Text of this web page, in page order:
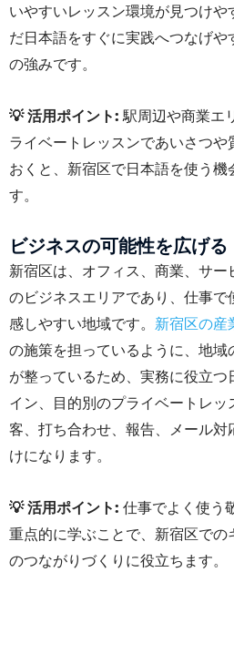
いやすいレッスン環境が見つけ
だ日本語をすぐに実践へつなげ
の強みです。
💡 活用ポイント:駅周辺や商業エ
ライベートレッスンであいさつ
おくと、新宿区で日本語を使う機
す。
ビジネスの可能性を広げる
新宿区は、オフィス、商業、サ
のビジネスエリアであり、仕事
感しやすい地域です。 新宿区の産
の施策を担っているように、地域
が整っているため、実務に役立
イン、目的別のプライベートレ
客、打ち合わせ、報告、メール
けになります。
💡 活用ポイント: 仕事でよく使う
重点的に学ぶことで、新宿区での
のつながりづくりに役立ちます。